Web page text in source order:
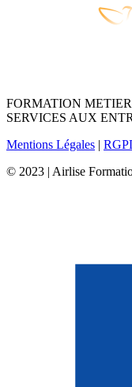
FORMATION
SERVICES AUX
Mentions Légales |
© 2023 | Airlise